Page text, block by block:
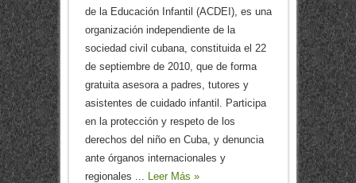
de la Educación Infantil (ACDEI), es una
organización independiente de la
sociedad civil cubana, constituida el 22
de septiembre de 2010, que de forma
gratuita asesora a padres, tutores y
asistentes de cuidado infantil. Participa
en la protección y respeto de los
derechos del niño en Cuba, y denuncia
ante órganos internacionales y
regionales ... Leer Más »